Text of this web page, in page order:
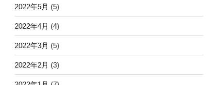
2022年5月 (5)
2022年4月 (4)
2022年3月 (5)
2022年2月 (3)